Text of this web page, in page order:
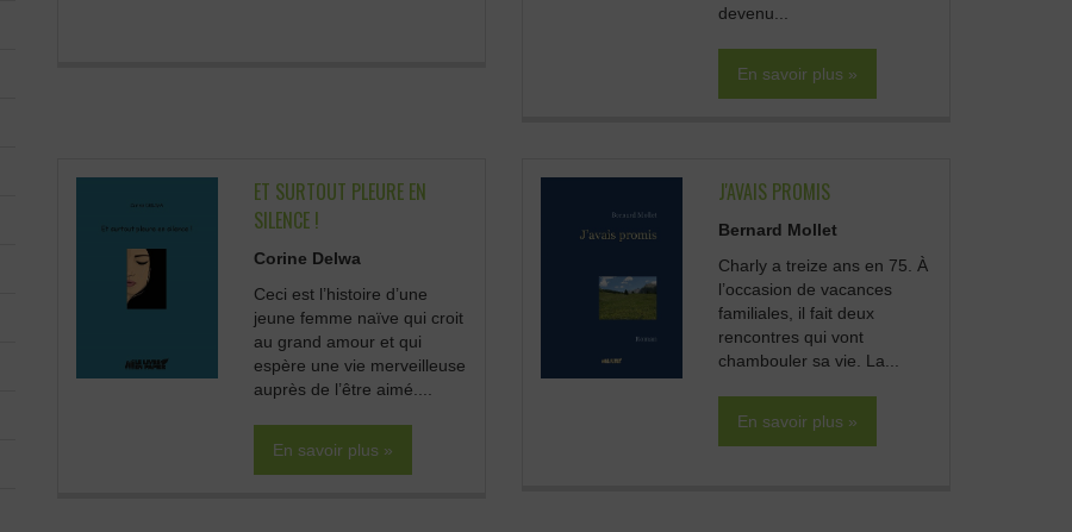
devenu...
En savoir plus »
ET SURTOUT PLEURE EN
SILENCE !
Corine Delwa
Ceci est l’histoire d’une
jeune femme naïve qui croit
au grand amour et qui
espère une vie merveilleuse
auprès de l’être aimé....
En savoir plus »
J'AVAIS PROMIS
Bernard Mollet
Charly a treize ans en 75. À
l’occasion de vacances
familiales, il fait deux
rencontres qui vont
chambouler sa vie. La...
En savoir plus »